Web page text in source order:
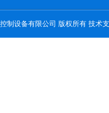
制设备有限公司 版权所有 技术